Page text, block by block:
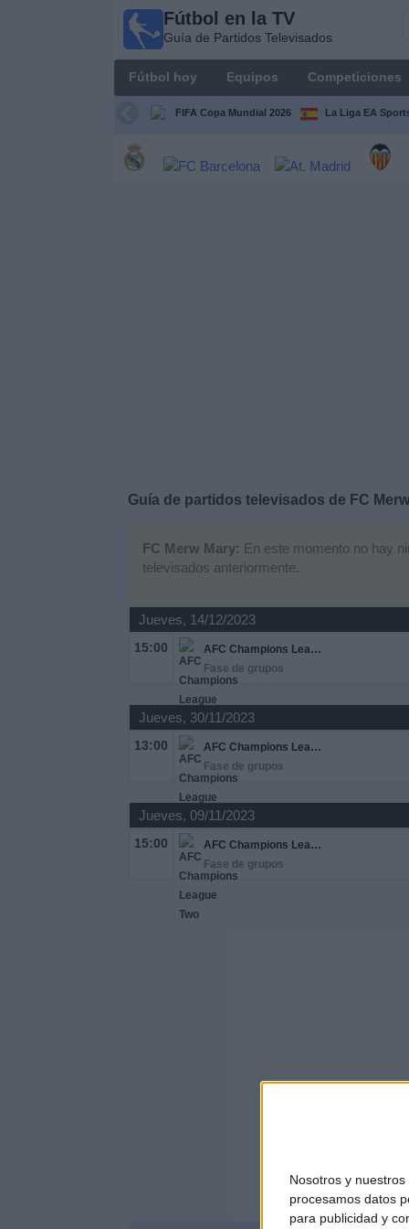
Nosotros y nuestros
procesamos datos
para publicidad y
Fútbol en la TV
Guía de Partidos Televisados
Fútbol hoy Equipos Competiciones
FIFA Copa Mundial 2026 La Liga EA
Guía de partidos televisados de FC
FC Merw Mary: En este momento no hay
televisados anteriormente.
Jueves, 14/12/2023
15:00
AFC Champions League Two
Fase de grupos
Jueves, 30/11/2023
13:00
AFC Champions League Two
Fase de grupos
Jueves, 09/11/2023
15:00
AFC Champions League Two
Fase de grupos